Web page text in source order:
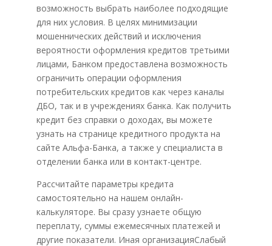
возможность выбрать наиболее подходящие
для них условия. В целях минимизации
мошеннических действий и исключения
вероятности оформления кредитов третьими
лицами, Банком предоставлена возможность
ограничить операции оформления
потребительских кредитов как через каналы
ДБО, так и в учреждениях банка. Как получить
кредит без справки о доходах, вы можете
узнать на странице кредитного продукта на
сайте Альфа-Банка, а также у специалиста в
отделении банка или в контакт-центре.
Рассчитайте параметры кредита
самостоятельно на нашем онлайн-
калькуляторе. Вы сразу узнаете общую
переплату, суммы ежемесячных платежей и
другие показатели. Иная организацияСлабый